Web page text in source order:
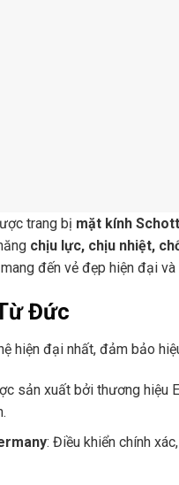
trang bị mặt kính
chịu lực, chịu nhiệt,
đến vẻ đẹp hiện đại
Đức
hiện đại nhất, đảm bảo
sản xuất bởi thương hiệu
: Điều khiển chính